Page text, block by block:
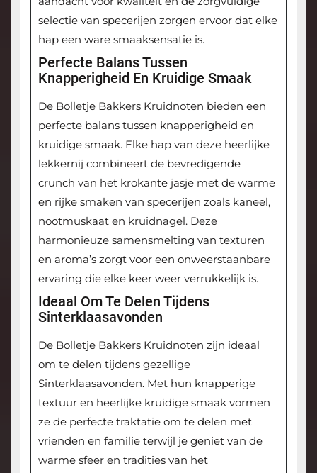
selectie van specerijen zorgen ervoor dat elke
hap een ware smaaksensatie is.
Perfecte Balans Tussen
Knapperigheid En Kruidige Smaak
De Bolletje Bakkers Kruidnoten bieden een
perfecte balans tussen knapperigheid en
kruidige smaak. Elke hap van deze heerlijke
lekkernij combineert de bevredigende
crunch van het krokante jasje met de warme
en rijke smaken van specerijen zoals kaneel,
nootmuskaat en kruidnagel. Deze
harmonieuze samensmelting van texturen
en aroma’s zorgt voor een onweerstaanbare
ervaring die elke keer weer verrukkelijk is.
Ideaal Om Te Delen Tijdens
Sinterklaasavonden
De Bolletje Bakkers Kruidnoten zijn ideaal
om te delen tijdens gezellige
Sinterklaasavonden. Met hun knapperige
textuur en heerlijke kruidige smaak vormen
ze de perfecte traktatie om te delen met
vrienden en familie terwijl je geniet van de
warme sfeer en tradities van het